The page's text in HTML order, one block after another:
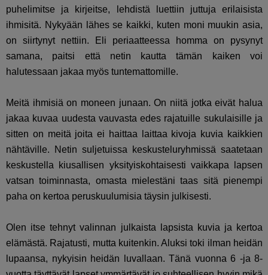
puhelimitse ja kirjeitse, lehdistä luettiin juttuja erilaisista
ihmisitä. Nykyään lähes se kaikki, kuten moni muukin asia,
on siirtynyt nettiin. Eli periaatteessa homma on pysynyt
samana, paitsi että netin kautta tämän kaiken voi
halutessaan jakaa myös tuntemattomille.
Meitä ihmisiä on moneen junaan. On niitä jotka eivät halua
jakaa kuvaa uudesta vauvasta edes rajatuille sukulaisille ja
sitten on meitä joita ei haittaa laittaa kivoja kuvia kaikkien
nähtäville. Netin suljetuissa keskusteluryhmissä saatetaan
keskustella kiusallisen yksityiskohtaisesti vaikkapa lapsen
vatsan toiminnasta, omasta mielestäni taas sitä pienempi
paha on kertoa peruskuulumisia täysin julkisesti.
Olen itse tehnyt valinnan julkaista lapsista kuvia ja kertoa
elämästä. Rajatusti, mutta kuitenkin. Aluksi toki ilman heidän
lupaansa, nykyisin heidän luvallaan. Tänä vuonna 6 -ja 8-